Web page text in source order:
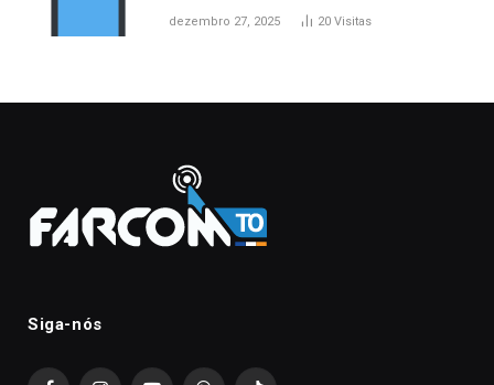
dezembro 27, 2025 20 Visitas
Siga-nós